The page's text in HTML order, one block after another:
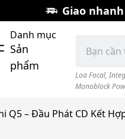
Giao
Danh mục
Sản
phẩm
kiếm:
Loa Focal,
Monoblock
Q5 – Đầu Phát CD Kết